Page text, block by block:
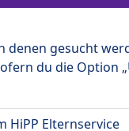
denen gesucht
du die Option